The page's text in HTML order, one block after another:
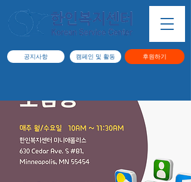
공지사항 캠페인 및 활동 후원하기